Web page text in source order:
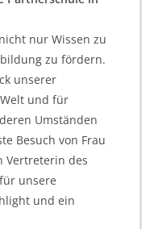
nur Wissen zu
zu fördern.
unserer
und für
Umständen
Besuch von Frau
Vertreterin des
unsere
und ein